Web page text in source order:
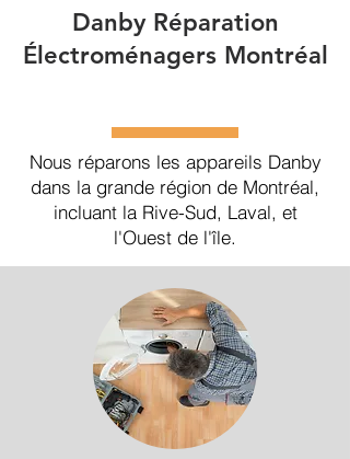
Danby Réparation
Électroménagers Montréal
Nous réparons les appareils Danby
dans la grande région de Montréal,
incluant la Rive-Sud, Laval, et
l'Ouest de l'île.